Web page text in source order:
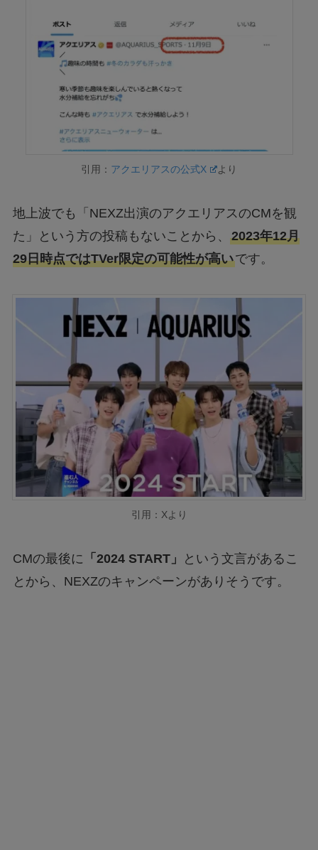
引用： アクエリアスの公式X より
地上波でも「NEXZ出演のアクエリアスのCMを観
た」という方の投稿もないことから、 2023年12月
29日時点ではTVer限定の可能性が高いです。
引用：Xより
CMの最後に 「2024 START」
という文言があるこ
とから、NEXZのキャンペーンがありそうです。